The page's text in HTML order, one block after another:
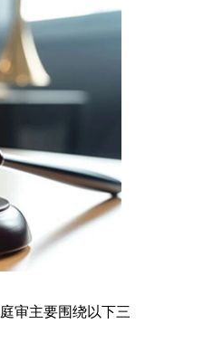
审主要围绕以下三